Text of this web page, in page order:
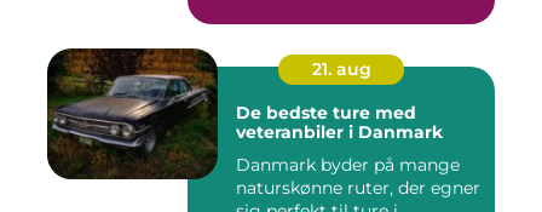
21. aug
De bedste ture med
veteranbiler i Danmark
Danmark byder på mange
naturskønne ruter, der egner